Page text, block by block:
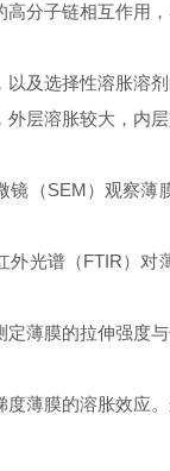
分子链相互作用
及选择性溶胀溶
层溶胀较大，内
镜（SEM）观察薄
外光谱（FTIR）对
定薄膜的拉伸强度
薄膜的溶胀效应